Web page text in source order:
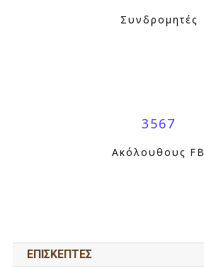
Συνδρομητές
3567
Ακόλουθους FB
ΕΠΙΣΚΕΠΤΕΣ